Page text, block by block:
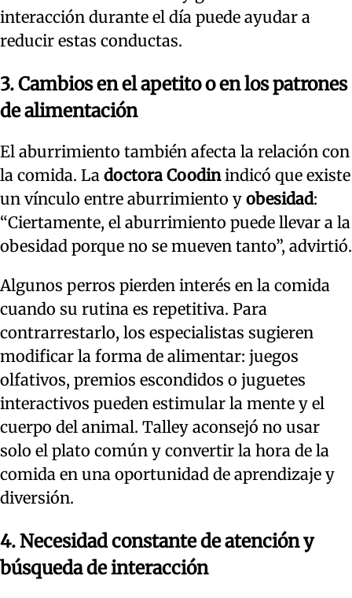
interacción durante el día puede ayudar a
reducir estas conductas.
3. Cambios en el apetito o en los patrones
de alimentación
El aburrimiento también afecta la relación con
la comida. La doctora Coodinindicó que existe
un vínculo entre aburrimiento y obesidad:
“Ciertamente, el aburrimiento puede llevar a la
obesidad porque no se mueven tanto”, advirtió.
Algunos perros pierden interés en la comida
cuando su rutina es repetitiva. Para
contrarrestarlo, los especialistas sugieren
modificar la forma de alimentar: juegos
olfativos, premios escondidos o juguetes
interactivos pueden estimular la mente y el
cuerpo del animal. Talley aconsejó no usar
solo el plato común y convertir la hora de la
comida en una oportunidad de aprendizaje y
diversión.
4. Necesidad constante de atención y
búsqueda de interacción